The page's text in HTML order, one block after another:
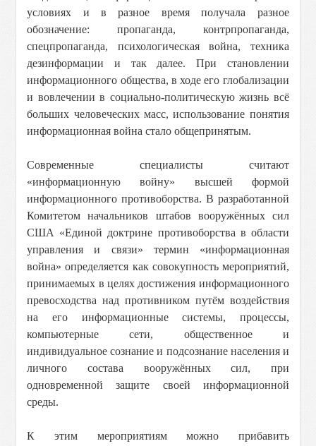
условиях и в разное время получала разное
обозначение: пропаганда, контрпропаганда,
спецпропаганда, психологическая война, техника
дезинформации и так далее. При становлении
информационного общества, в ходе его глобализации
и вовлечении в социально-политическую жизнь всё
больших человеческих масс, использование понятия
информационная война стало общепринятым.
Современные специалисты считают
«информационную войну» высшей формой
информационного противоборства. В разработанной
Комитетом начальников штабов вооружённых сил
США «Единой доктрине противоборства в области
управления и связи» термин «информационная
война» определяется как совокупность мероприятий,
принимаемых в целях достижения информационного
превосходства над противником путём воздействия
на его информационные системы, процессы,
компьютерные сети, общественное и
индивидуальное сознание и подсознание населения и
личного состава вооружённых сил, при
одновременной защите своей информационной
среды.
К этим мероприятиям можно прибавить